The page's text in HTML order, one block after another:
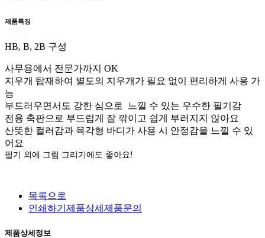
제품특징
HB, B, 2B 구성
사무용에서 전문가까지 OK
지우개 탑재하여 별도의 지우개가 필요 없이 편리하게 사용 가
능
부드러우면서도 강한 심으로 느낄 수 있는 우수한 필기감
전용 축판으로 부드럽게 잘 깎이고 쉽게 부러지지 않아요
산뜻한 컬러감과 육각형 바디가 사용 시 안정감을 느낄 수 있
어요
필기 외에 그림 그리기에도 좋아요 !
목록으로
인쇄하기 제품상세 제품문의
제품상세정보